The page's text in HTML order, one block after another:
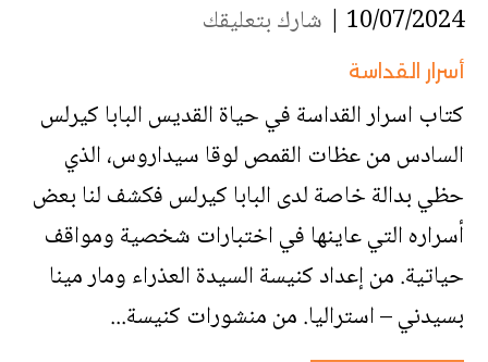
10/07/2024 | شارك بتعليقك
أسرار القداسة
كتاب اسرار القداسة في حياة القديس البابا كيرلس
السادس من عظات القمص لوقا سيداروس، الذي
حظي بدالة خاصة لدى البابا كيرلس فكشف لنا بعض
أسراره التي عاينها في اختبارات شخصية ومواقف
حياتية. من إعداد كنيسة السيدة العذراء ومار مينا
بسيدني – استراليا. من منشورات كنيسة...